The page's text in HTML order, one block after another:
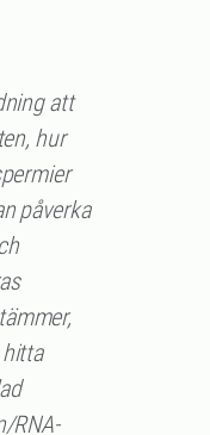
att
hur
påverka
RNA-